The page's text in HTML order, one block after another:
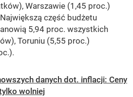
Warszawie (1,45 proc.)
część budżetu
5,94 proc. wszystkich
Toruniu (5,55 proc.)
danych dot. inflacji: Ceny
wolniej